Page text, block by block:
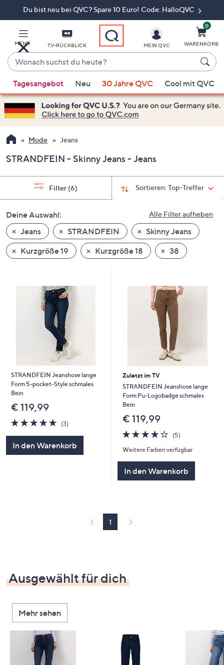
Du bist neu bei QVC? Spare 10 Euro! Code: HalloQVC
MENÜ TV-RÜCKBLICK
Wonach
suchst
du
heute?
Vorschläge
verfügbar
sind,
verwenden
Sie
Pfeiltasten
nach
und
nach
unten
oder
wischen
Sie
diese
anzuzeigen.
MEIN QVC
0
WARENKORB
Tagesangebot Neu 30 Jahre QVC Cool mit QVC
Mode Jeans
STRANDFEIN - Skinny Jeans - Jeans
Sortieren:Top-Treffer
Filter (6)
Alle Filter aufheben
Deine Auswahl:
Jeans
STRANDFEIN
Skinny Jeans
Kurzgröße 19
Kurzgröße 18 38
STRANDFEIN Jeanshose lange
Form 5-pocket-Style schmales
Bein
€ 119,99
5.0
von
(3)3
In den Warenkorb
Zuletzt im TV
STRANDFEIN Jeanshose lange
Form Pu-Logobadge schmales
Bein
€ 119,99
3.8
von
5
(5)5
Weitere Farben verfügbar
In den Warenkorb
1
Ausgewählt für dich
Mehr sehen